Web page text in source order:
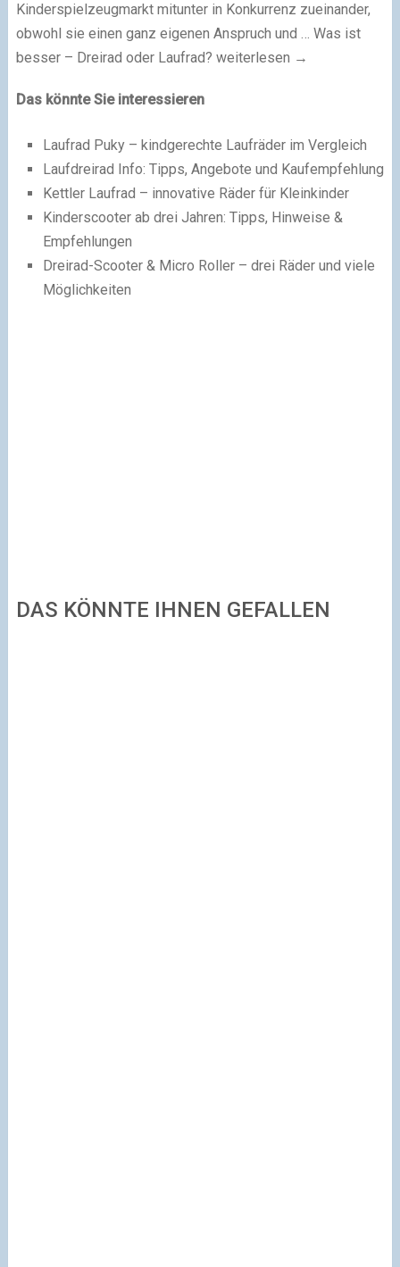
Kinderspielzeugmarkt mitunter in Konkurrenz zueinander,
obwohl sie einen ganz eigenen Anspruch und … Was ist
besser – Dreirad oder Laufrad? weiterlesen →
Das könnte Sie interessieren
Laufrad Puky – kindgerechte Laufräder im Vergleich
Laufdreirad Info: Tipps, Angebote und Kaufempfehlung
Kettler Laufrad – innovative Räder für Kleinkinder
Kinderscooter ab drei Jahren: Tipps, Hinweise &
Empfehlungen
Dreirad-Scooter & Micro Roller – drei Räder und viele
Möglichkeiten
DAS KÖNNTE IHNEN GEFALLEN